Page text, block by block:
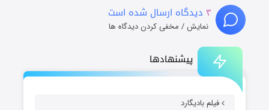
پیشنهادها
فیلم بادیگارد
۳ دیدگاه ارسال شده است
نمایش / مخفی کردن دیدگاه ها